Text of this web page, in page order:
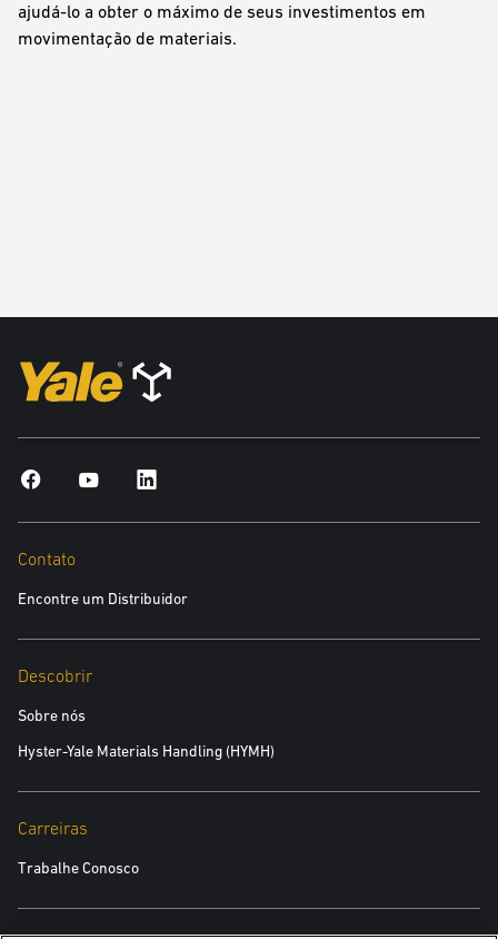
ajudá-lo a obter o máximo de seus investimentos em
movimentação de materiais.
Contato
Encontre um Distribuidor
Descobrir
Sobre nós
Hyster-Yale Materials Handling (HYMH)
Carreiras
Trabalhe Conosco